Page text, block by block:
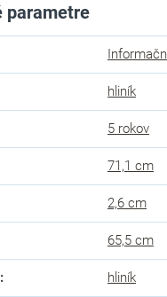
parametre
hliník
5 rokov
71,1 cm
2,6 cm
65,5 cm
: hliník